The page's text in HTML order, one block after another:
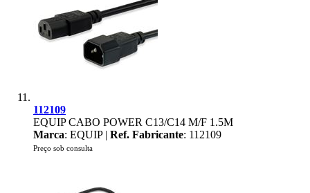
112109
EQUIP CABO POWER C13/C14 M/F 1.5M
Marca: EQUIP | Ref. Fabricante: 112109
Preço sob consulta